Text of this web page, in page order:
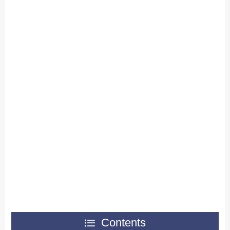
Contents